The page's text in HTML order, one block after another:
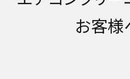
お客様